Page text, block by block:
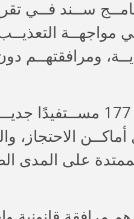
ففــي مواجهــة
خــلال هــذه الســنة،
الاحتجاز،
على المدى